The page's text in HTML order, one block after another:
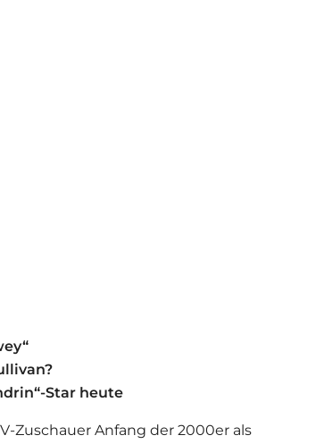
Star heute
Zuschauer Anfang der 2000er als